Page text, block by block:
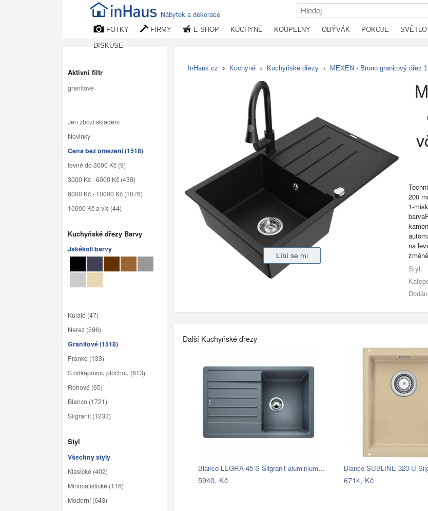
Nábytek a dekorace
FOTKY FIRMY E-SHOP KUCHYNĚ KOUPELNY OBÝVÁK POKOJE SVĚTLO
DISKUSE
Aktivní filtr
granitové
Jen zboží skladem
Novinky
Cena bez omezení (1518)
levné do 3000 Kč (9)
3000 Kč - 6000 Kč (430)
6000 Kč - 10000 Kč (1076)
10000 Kč a víc (44)
Kuchyňské dřezy Barvy
Jakékoli barvy
Kulaté (47)
Nerez (596)
Granitové (1518)
Franke (133)
S odkapovou plochou (813)
Rohové (65)
Blanco (1721)
Silgranit (1233)
Styl
Všechny styly
Klasické (402)
Minimalistické (116)
Moderní (643)
InHaus.cz › Kuchyně › Kuchyňské dřezy › MEXEN - Bruno granitový dřez
200
1-
na
Styl:
Další Kuchyňské dřezy
Blanco LEGRA 45 S Silgranit aluminium…
5940,-Kč 6714,-Kč